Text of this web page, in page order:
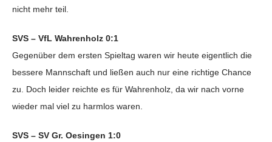
nicht mehr teil.
SVS – VfL Wahrenholz 0:1
Gegenüber dem ersten Spieltag waren wir heute eigentlich die
bessere Mannschaft und ließen auch nur eine richtige Chance
zu. Doch leider reichte es für Wahrenholz, da wir nach vorne
wieder mal viel zu harmlos waren.
SVS – SV Gr. Oesingen 1:0